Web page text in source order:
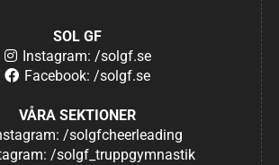
SOL GF
Instagram: /solgf.se
Facebook: /solgf.se
VÅRA SEKTIONER
/solgfcheerleading
/solgf_truppgymnastik